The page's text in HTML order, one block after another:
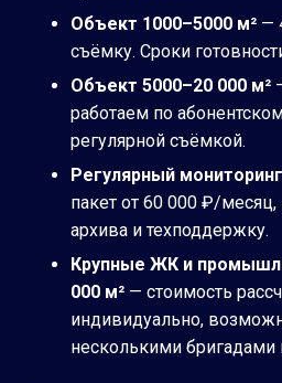
Объект 1000–5000 м² —
съёмку. Сроки
Объект 5000–20 000 м²
работаем по
регулярной съёмкой.
Регулярный
пакет от 60 000 ₽/
архива и техподдержку.
Крупные ЖК и
000 м² — стоимость
индивидуально,
несколькими бригадами